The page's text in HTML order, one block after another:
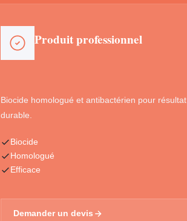
Produit professionnel
Biocide homologué et antibactérien pour résultat
durable.
Biocide
Homologué
Efficace
Demander un devis